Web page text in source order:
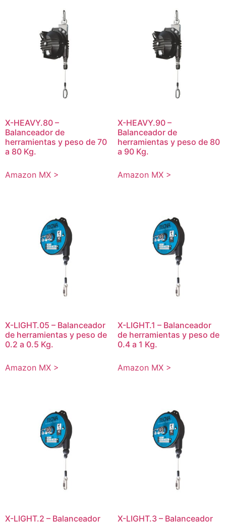
X-HEAVY.80 –
Balanceador de
herramientas y peso de 70
a 80 Kg.
Amazon MX >
X-HEAVY.90 –
Balanceador de
herramientas y peso de 80
a 90 Kg.
Amazon MX >
X-LIGHT.05 – Balanceador
de herramientas y peso de
0.2 a 0.5 Kg.
Amazon MX >
X-LIGHT.1 – Balanceador
de herramientas y peso de
0.4 a 1 Kg.
Amazon MX >
X-LIGHT.2 – Balanceador X-LIGHT.3 – Balanceador